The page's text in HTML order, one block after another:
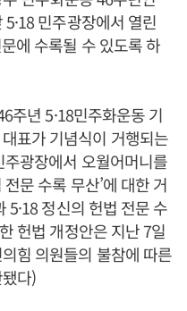
민주광장에서 열린
에 수록될 수 있도록 하
주년 5·18민주화운동 기
표가 기념식이 거행되는
광장에서 오월어머니를
문 수록 무산’에 대한 거
5·18 정신의 헌법 전문 수
헌법 개정안은 지난 7일
힘 의원들의 불참에 따른
다)